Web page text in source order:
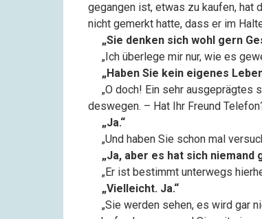
gegangen ist, etwas zu kaufen, hat
nicht gemerkt hatte, dass er im
„Sie denken sich wohl gern
„Ich überlege mir nur, wie es
„Haben Sie kein eigenes
„O doch! Ein sehr ausgeprägtes
deswegen. – Hat Ihr Freund
„Ja.“
„Und haben Sie schon mal
„Ja, aber es hat sich niemand
„Er ist bestimmt unterwegs
„Vielleicht. Ja.“
„Sie werden sehen, es wird gar